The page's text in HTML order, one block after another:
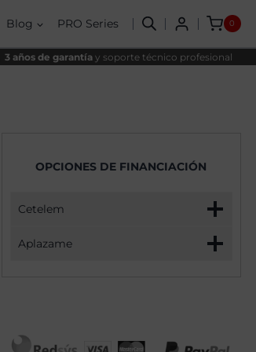
Blog PRO Series 0
3 años de garantía y soporte técnico profesional
OPCIONES DE FINANCIACIÓN
Cetelem
Aplazame
Ryzen
5800X,
32GB,
Windows
cantidad